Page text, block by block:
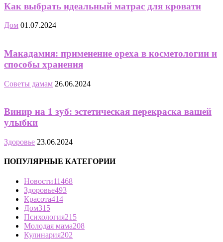
Как выбрать идеальный матрас для кровати
Дом 01.07.2024
Макадамия: применение ореха в косметологии и
способы хранения
Советы дамам 26.06.2024
Винир на 1 зуб: эстетическая перекраска вашей
улыбки
Здоровье 23.06.2024
ПОПУЛЯРНЫЕ КАТЕГОРИИ
Новости11468
Здоровье493
Красота414
Дом315
Психология215
Молодая мама208
Кулинария202